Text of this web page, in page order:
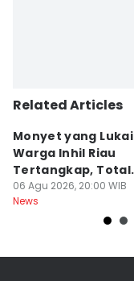
Related Articles
Monyet yang Lukai
Warga Inhil Riau
Tertangkap, Total
Korban 19 Orang
06 Agu 2026, 20:00 WIB
News